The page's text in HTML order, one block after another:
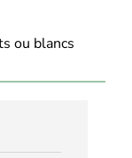
ou blancs